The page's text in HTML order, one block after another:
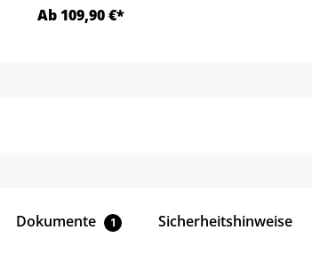
Ab 109,90 €*
Dokumente 1 Sicherheitshinweise